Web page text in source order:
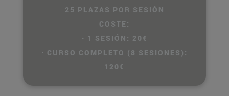
25 PLAZAS POR SESIÓN
COSTE:
· 1 SESIÓN: 20€
· CURSO COMPLETO (8 SESIONES):
120€